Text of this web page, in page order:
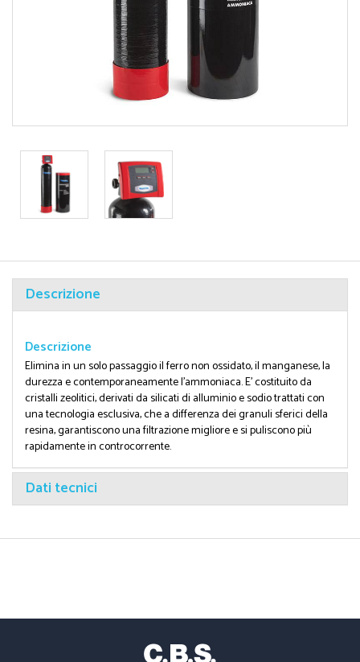
Descrizione
Descrizione
Elimina in un solo passaggio il ferro non ossidato, il manganese, la
durezza e contemporaneamente l'ammoniaca. E' costituito da
cristalli zeolitici, derivati da silicati di alluminio e sodio trattati con
una tecnologia esclusiva, che a differenza dei granuli sferici della
resina, garantiscono una filtrazione migliore e si puliscono più
rapidamente in controcorrente.
Dati tecnici